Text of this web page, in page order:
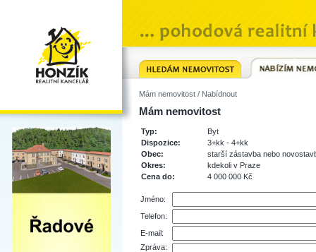
Mám nemovitost / Nabídnout
Mám nemovitost
Typ:
Byt
Dispozice:
3+kk - 4+kk
Obec:
starší zástavba nebo
Okres:
kdekoli v Praze
Cena do:
4 000 000 Kč
Jméno:
Telefon:
E-mail:
Zpráva: